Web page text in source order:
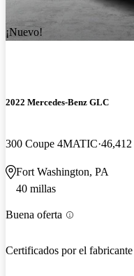
¡Nuevo!
2022 Mercedes-Benz GLC
300 Coupe 4MATIC
Fort Washington, PA
40 millas
Buena oferta
Certificados por el fabricante